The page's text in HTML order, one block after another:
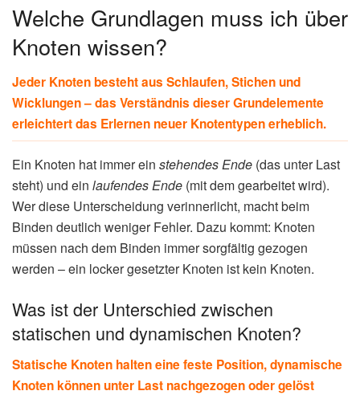
Welche Grundlagen muss ich über
Knoten wissen?
Jeder Knoten besteht aus Schlaufen, Stichen und
Wicklungen – das Verständnis dieser Grundelemente
erleichtert das Erlernen neuer Knotentypen erheblich.
Ein Knoten hat immer ein stehendes Ende (das unter Last
steht) und ein laufendes Ende (mit dem gearbeitet wird).
Wer diese Unterscheidung verinnerlicht, macht beim
Binden deutlich weniger Fehler. Dazu kommt: Knoten
müssen nach dem Binden immer sorgfältig gezogen
werden – ein locker gesetzter Knoten ist kein Knoten.
Was ist der Unterschied zwischen
statischen und dynamischen Knoten?
Statische Knoten halten eine feste Position, dynamische
Knoten können unter Last nachgezogen oder gelöst